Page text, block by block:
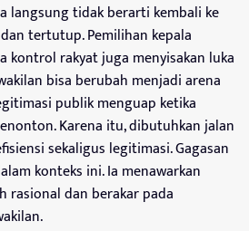
langsung tidak berarti kembali ke
tertutup. Pemilihan kepala
kontrol rakyat juga menyisakan luka
bisa berubah menjadi arena
publik menguap ketika
Karena itu, dibutuhkan jalan
sekaligus legitimasi. Gagasan
konteks ini. Ia menawarkan
rasional dan berakar pada